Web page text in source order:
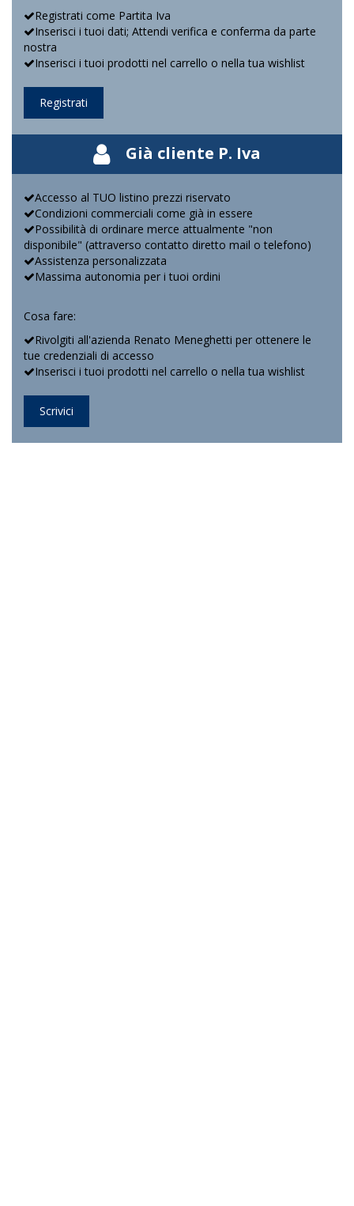
Registrati come Partita Iva
Inserisci i tuoi dati; Attendi verifica e conferma da parte
nostra
Inserisci i tuoi prodotti nel carrello o nella tua wishlist
Registrati
Già cliente P. Iva
Accesso al TUO listino prezzi riservato
Condizioni commerciali come già in essere
Possibilità di ordinare merce attualmente "non
disponibile" (attraverso contatto diretto mail o telefono)
Assistenza personalizzata
Massima autonomia per i tuoi ordini
Cosa fare:
Rivolgiti all'azienda Renato Meneghetti per ottenere le
tue credenziali di accesso
Inserisci i tuoi prodotti nel carrello o nella tua wishlist
Scrivici